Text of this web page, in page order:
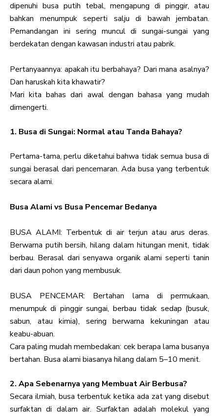
dipenuhi busa putih tebal, mengapung di pinggir, atau
bahkan menumpuk seperti salju di bawah jembatan.
Pemandangan ini sering muncul di sungai-sungai yang
berdekatan dengan kawasan industri atau pabrik.
Pertanyaannya: apakah itu berbahaya? Dari mana asalnya?
Dan haruskah kita khawatir?
Mari kita bahas dari awal dengan bahasa yang mudah
dimengerti.
1. Busa di Sungai: Normal atau Tanda Bahaya?
Pertama-tama, perlu diketahui bahwa tidak semua busa di
sungai berasal dari pencemaran. Ada busa yang terbentuk
secara alami.
Busa Alami vs Busa Pencemar Bedanya
BUSA ALAMI: Terbentuk di air terjun atau arus deras.
Berwarna putih bersih, hilang dalam hitungan menit, tidak
berbau. Berasal dari senyawa organik alami seperti tanin
dari daun pohon yang membusuk.
BUSA PENCEMAR: Bertahan lama di permukaan,
menumpuk di pinggir sungai, berbau tidak sedap (busuk,
sabun, atau kimia), sering berwarna kekuningan atau
keabu-abuan.
Cara paling mudah membedakan: cek berapa lama busanya
bertahan. Busa alami biasanya hilang dalam 5–10 menit.
2. Apa Sebenarnya yang Membuat Air Berbusa?
Secara ilmiah, busa terbentuk ketika ada zat yang disebut
surfaktan di dalam air. Surfaktan adalah molekul yang